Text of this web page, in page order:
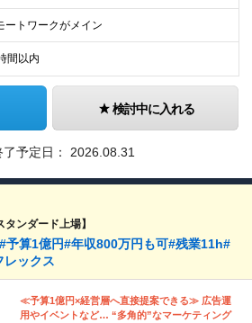
ートワークがメイン
間以内
検討中に入れる
予定日： 2026.08.31
ンダード上場】
予算1億円#年収800万円も可#残業11h#
レックス
≪予算1億円×経営層へ直接提案できる≫ 広告運
用やイベントなど… “多角的”なマーケティング